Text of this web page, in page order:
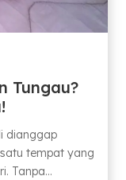
Tungau?
dianggap
tempat yang
Tanpa...